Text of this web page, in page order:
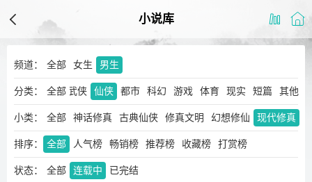
小说库
频道： 全部 女生 男生
分类： 全部
玄幻 奇幻 武侠 仙侠 都市 科幻 游戏 体育 现实 短篇 其他
小类： 全部 神话修真 古典仙侠 修真文明 幻想修仙 现代修真
排序： 全部 人气榜 畅销榜 推荐榜 收藏榜 打赏榜
状态： 全部 连载中 已完结